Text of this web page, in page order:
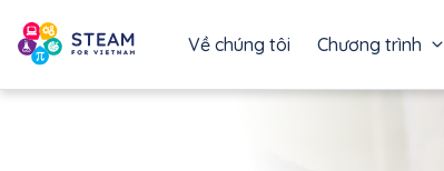
Về chúng tôi Chương trình